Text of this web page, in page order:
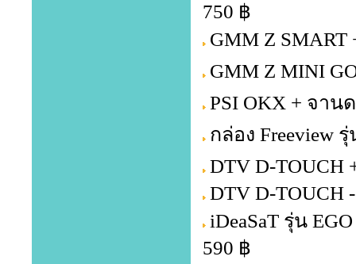
750 ฿
GMM Z SMART
GMM Z MINI
PSI OKX + จาน
กล่อง Freeview
DTV D-TOUCH
DTV D-TOUCH
iDeaSaT รุ่น
590 ฿